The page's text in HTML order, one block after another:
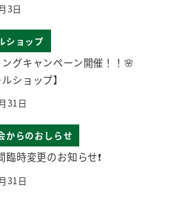
3日
ショップ
グキャンペーン開催！！🌸
ルショップ】
31日
からのおしらせ
臨時変更のお知らせ❗
31日